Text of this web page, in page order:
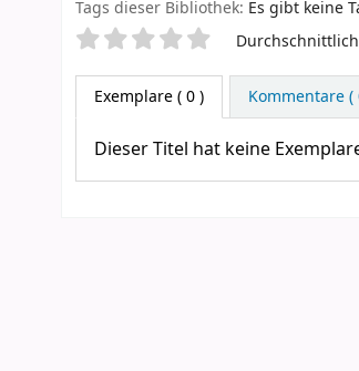
Tags dieser Bibliothek: Es gibt keine
Sternchenbewertung
Exemplare( 0 ) Kommentare (
Dieser Titel hat keine